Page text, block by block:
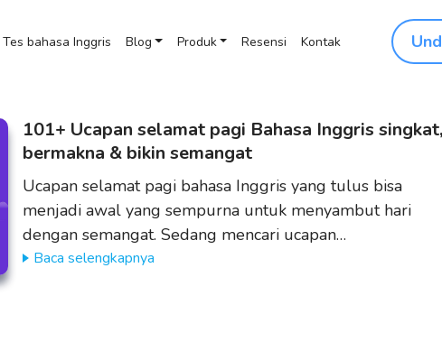
Tes bahasa Inggris Blog Produk Resensi Kontak
101+ Ucapan selamat pagi Bahasa Inggris singkat,
bermakna & bikin semangat
Ucapan selamat pagi bahasa Inggris yang tulus bisa
menjadi awal yang sempurna untuk menyambut hari
dengan semangat. Sedang mencari ucapan…
Baca selengkapnya